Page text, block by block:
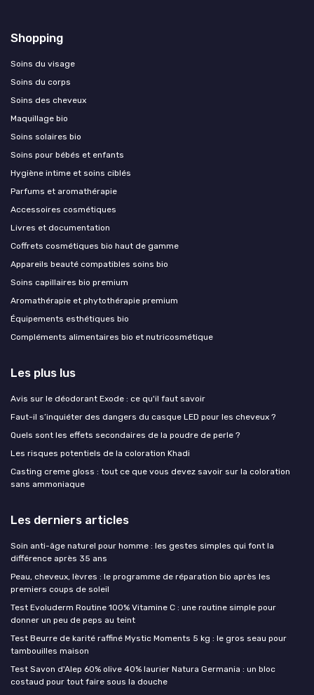
Shopping
Soins du visage
Soins du corps
Soins des cheveux
Maquillage bio
Soins solaires bio
Soins pour bébés et enfants
Hygiène intime et soins ciblés
Parfums et aromathérapie
Accessoires cosmétiques
Livres et documentation
Coffrets cosmétiques bio haut de gamme
Appareils beauté compatibles soins bio
Soins capillaires bio premium
Aromathérapie et phytothérapie premium
Équipements esthétiques bio
Compléments alimentaires bio et nutricosmétique
Les plus lus
Avis sur le déodorant Exode : ce qu'il faut savoir
Faut-il s’inquiéter des dangers du casque LED pour les cheveux ?
Quels sont les effets secondaires de la poudre de perle ?
Les risques potentiels de la coloration Khadi
Casting creme gloss : tout ce que vous devez savoir sur la coloration
sans ammoniaque
Les derniers articles
Soin anti-âge naturel pour homme : les gestes simples qui font la
différence après 35 ans
Peau, cheveux, lèvres : le programme de réparation bio après les
premiers coups de soleil
Test Evoluderm Routine 100% Vitamine C : une routine simple pour
donner un peu de peps au teint
Test Beurre de karité raffiné Mystic Moments 5 kg : le gros seau pour
tambouilles maison
Test Savon d'Alep 60% olive 40% laurier Natura Germania : un bloc
costaud pour tout faire sous la douche